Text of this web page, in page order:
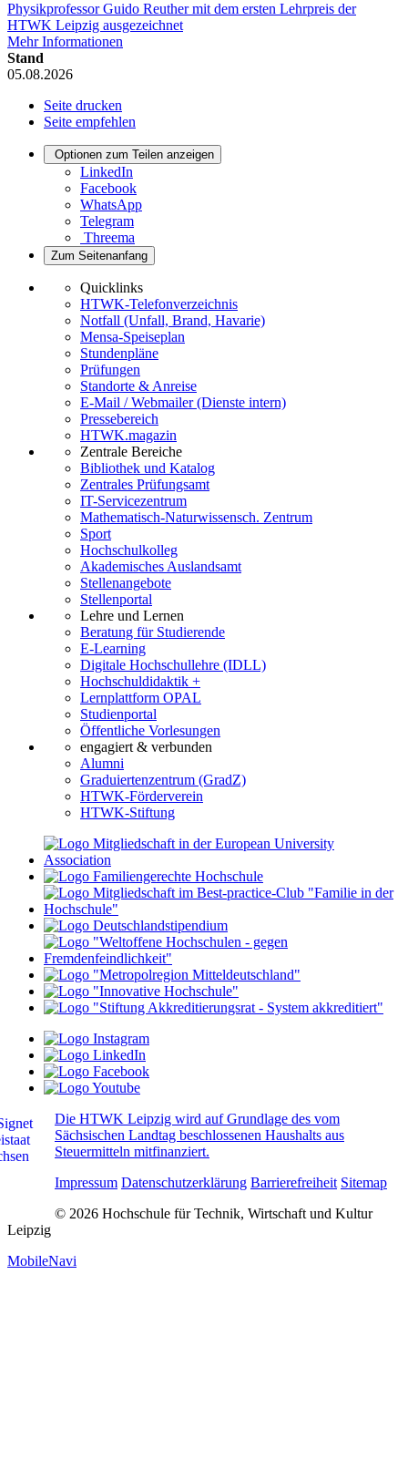
Physikprofessor Guido Reuther mit dem ersten Lehrpreis der
HTWK Leipzig ausgezeichnet
Mehr Informationen
Stand
05.08.2026
Seite drucken
Seite empfehlen
Optionen zum Teilen anzeigen
LinkedIn
Facebook
WhatsApp
Telegram
Threema
Zum Seitenanfang
Quicklinks
HTWK-Telefonverzeichnis
Notfall (Unfall, Brand, Havarie)
Mensa-Speiseplan
Stundenpläne
Prüfungen
Standorte & Anreise
E-Mail / Webmailer (Dienste intern)
Pressebereich
HTWK.magazin
Zentrale Bereiche
Bibliothek und Katalog
Zentrales Prüfungsamt
IT-Servicezentrum
Mathematisch-Naturwissensch. Zentrum
Sport
Hochschulkolleg
Akademisches Auslandsamt
Stellenangebote
Stellenportal
Lehre und Lernen
Beratung für Studierende
E-Learning
Digitale Hochschullehre (IDLL)
Hochschuldidaktik +
Lernplattform OPAL
Studienportal
Öffentliche Vorlesungen
engagiert & verbunden
Alumni
Graduiertenzentrum (GradZ)
HTWK-Förderverein
HTWK-Stiftung
Die HTWK Leipzig wird auf Grundlage des vom
Sächsischen Landtag beschlossenen Haushalts aus
Steuermitteln mitfinanziert.
Impressum Datenschutzerklärung Barrierefreiheit Sitemap
© 2026 Hochschule für Technik, Wirtschaft und Kultur
Leipzig
MobileNavi